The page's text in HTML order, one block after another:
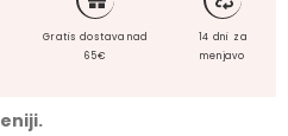
Gratis dostava nad
65€
14 dni za
menjavo